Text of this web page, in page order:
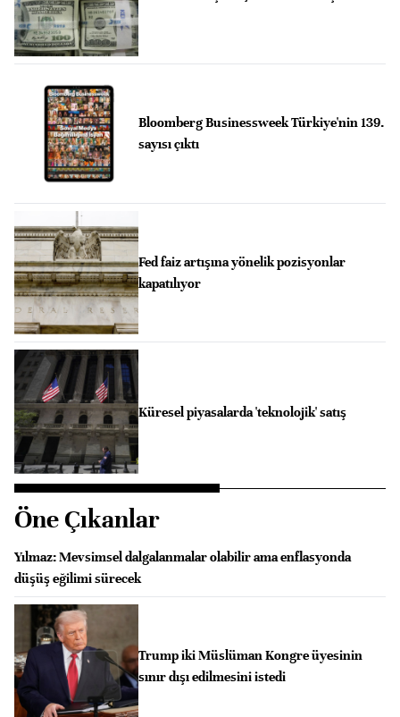
Bloomberg Businessweek Türkiye'nin 139.
sayısı çıktı
Fed faiz artışına yönelik pozisyonlar
kapatılıyor
Küresel piyasalarda 'teknolojik' satış
Öne Çıkanlar
Yılmaz: Mevsimsel dalgalanmalar olabilir ama enflasyonda
düşüş eğilimi sürecek
Trump iki Müslüman Kongre üyesinin
sınır dışı edilmesini istedi